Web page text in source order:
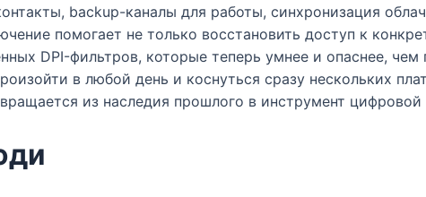
backup-каналы для работы, синхронизация
помогает не только восстановить доступ к
DPI-фильтров, которые теперь умнее и опаснее, чем
в любой день и коснуться сразу нескольких
из наследия прошлого в инструмент цифровой